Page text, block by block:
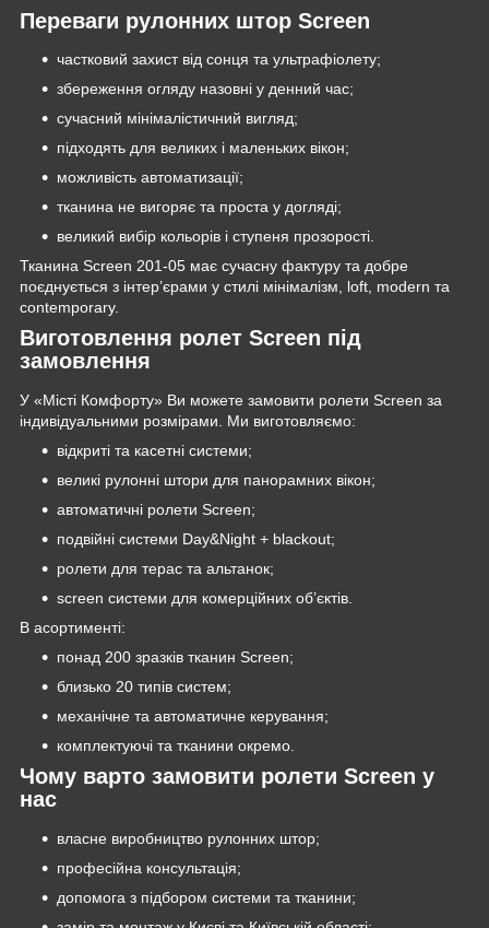
Переваги рулонних штор Screen
частковий захист від сонця та ультрафіолету;
збереження огляду назовні у денний час;
сучасний мінімалістичний вигляд;
підходять для великих і маленьких вікон;
можливість автоматизації;
тканина не вигоряє та проста у догляді;
великий вибір кольорів і ступеня прозорості.
Тканина Screen 201-05 має сучасну фактуру та добре
поєднується з інтер’єрами у стилі мінімалізм, loft, modern та
contemporary.
Виготовлення ролет Screen під
замовлення
У «Місті Комфорту» Ви можете замовити ролети Screen за
індивідуальними розмірами. Ми виготовляємо:
відкриті та касетні системи;
великі рулонні штори для панорамних вікон;
автоматичні ролети Screen;
подвійні системи Day&Night + blackout;
ролети для терас та альтанок;
screen системи для комерційних об’єктів.
В асортименті:
понад 200 зразків тканин Screen;
близько 20 типів систем;
механічне та автоматичне керування;
комплектуючі та тканини окремо.
Чому варто замовити ролети Screen у
нас
власне виробництво рулонних штор;
професійна консультація;
допомога з підбором системи та тканини;